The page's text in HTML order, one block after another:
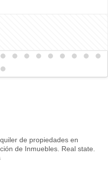
de propiedades en
de Inmuebles. Real state.